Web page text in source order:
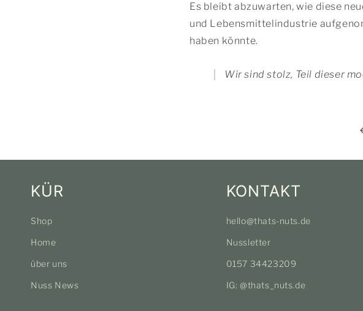
Es bleibt abzuwarten, wie diese
und Lebensmittelindustrie
haben könnte.
Wir sind stolz, Teil dieser
KÜR
Shop
Home
über uns
Nuss News
KONTAKT
hello@thats-nuts.de
Nussletter
0157 34423209
IG: @thats_nuts.de